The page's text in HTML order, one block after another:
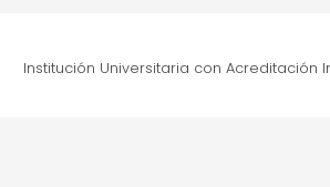
Institución Universitaria con Acreditación